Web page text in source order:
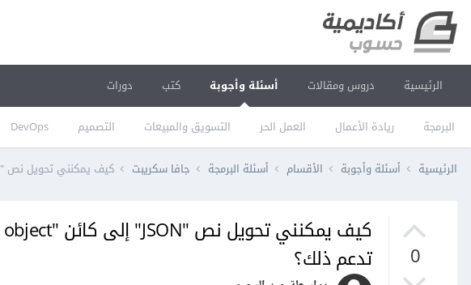
الرئيسية دروس ومقالات أسئلة وأجوبة
البرمجة ريادة الأعمال العمل الحر التسويق والمبيعات التصميم DevOps
كتب دورات
الرئيسية أسئلة وأجوبة الأقسام أسئلة البرمجة جافا سكريبت كيف يمكنني تحويل نص "JSON" إلى كائن "JavaScript object" ؟ وما هي المتصفّحات التي تدعم ذلك؟
0
تدعم ذلك؟